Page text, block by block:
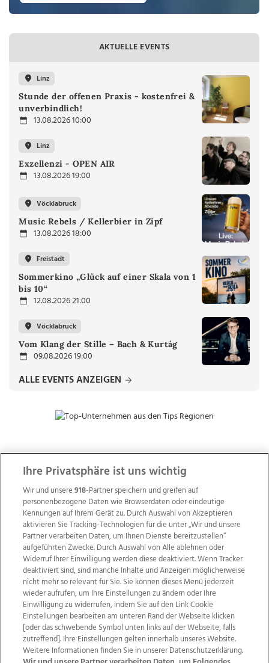
AKTUELLE EVENTS
Linz
Stunde der offenen Praxis - kostenfrei &
unverbindlich!
13.08.2026 10:00
Linz
Exzellenzi - OPEN AIR
13.08.2026 19:00
Vöcklabruck
Music Rebels / Kellerbier in Zipf
13.08.2026 18:00
Freistadt
Sommerkino „Glück auf einer Skala von 1
bis 10“
12.08.2026 21:00
Vöcklabruck
Vom Klang der Stille – Bach & Kurtág
09.08.2026 19:00
ALLE EVENTS ANZEIGEN
ZUR NACHRICHTENÜBERSICHT
Wir über uns Mediadaten Kontakt
Jobs
Datenschutz
Impressum
AGB Anzeigekunden
AGB Website
Ehrenkodex Politische Werbung
Ihre Privatsphäre ist uns wichtig
Wir und unsere918-Partner speichern und greifen auf
personenbezogene Daten wie Browserdaten oder eindeutige
Kennungen auf Ihrem Gerät zu. Durch Auswahl von Akzeptieren
aktivieren Sie Tracking-Technologien für die unter „Wir und unsere
Partner verarbeiten Daten, um Ihnen Dienste bereitzustellen“
aufgeführten Zwecke. Durch Auswahl von Alle ablehnen oder
Widerruf Ihrer Einwilligung werden diese deaktiviert. Wenn Tracker
deaktiviert sind, sind manche Inhalte und Anzeigen möglicherweise
nicht mehr so relevant für Sie. Sie können dieses Menü jederzeit
wieder aufrufen, um Ihre Einstellungen zu ändern oder Ihre
Einwilligung zu widerrufen, indem Sie auf den Link Cookie
Einstellungen bearbeiten am unteren Rand der Webseite klicken
[oder das schwebende Symbol unten links auf der Webseite, falls
zutreffend]. Ihre Einstellungen gelten innerhalb unseres Website.
Weitere Informationen finden Sie in unserer Datenschutzerklärung.